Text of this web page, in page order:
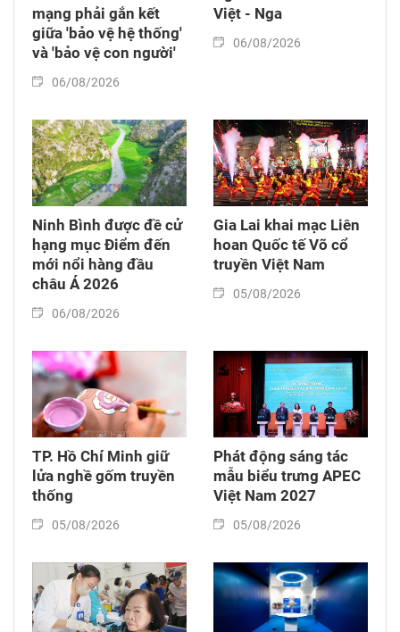
mạng phải gắn kết
giữa 'bảo vệ hệ thống'
và 'bảo vệ con người'
06/08/2026
Việt - Nga
06/08/2026
Ninh Bình được đề cử
hạng mục Điểm đến
mới nổi hàng đầu
châu Á 2026
06/08/2026
Gia Lai khai mạc Liên
hoan Quốc tế Võ cổ
truyền Việt Nam
05/08/2026
TP. Hồ Chí Minh giữ
lửa nghề gốm truyền
thống
05/08/2026
Phát động sáng tác
mẫu biểu trưng APEC
Việt Nam 2027
05/08/2026